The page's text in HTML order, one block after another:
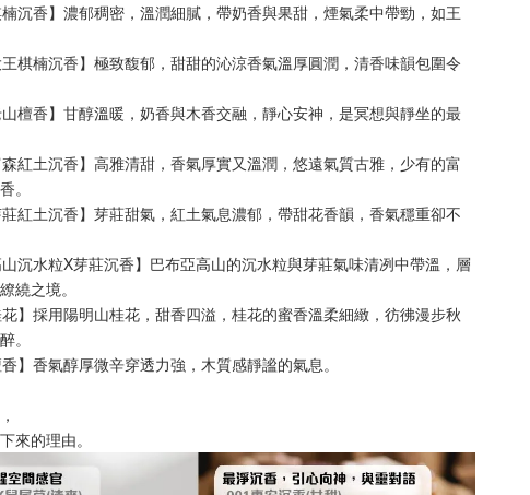
沉香】濃郁稠密，溫潤細膩，帶奶香與果甜，煙氣柔中帶勁，如王
棋楠沉香】極致馥郁，甜甜的沁涼香氣溫厚圓潤，清香味韻包圍令
檀香】甘醇溫暖，奶香與木香交融，靜心安神，是冥想與靜坐的最
紅土沉香】高雅清甜，香氣厚實又溫潤，悠遠氣質古雅，少有的富
。
紅土沉香】芽莊甜氣，紅土氣息濃郁，帶甜花香韻，香氣穩重卻不
沉水粒X芽莊沉香】巴布亞高山的沉水粒與芽莊氣味清冽中帶溫，層
繞之境。
】採用陽明山桂花，甜香四溢，桂花的蜜香溫柔細緻，彷彿漫步秋
。
】香氣醇厚微辛穿透力強，木質感靜謐的氣息。
來的理由。